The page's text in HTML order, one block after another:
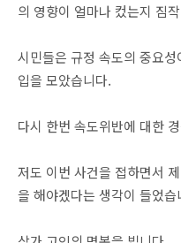
의 영향이 얼마나 컸는지 짐
시민들은 규정 속도의 중요
입을 모았습니다.
다시 한번 속도위반에 대한
저도 이번 사건을 접하면서
을 해야겠다는 생각이 들었습